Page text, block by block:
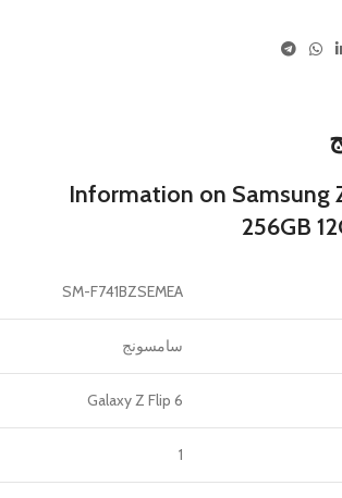
Information on Samsung
256GB
SM-F741BZSEMEA
سامسونج
Galaxy Z Flip 6
1